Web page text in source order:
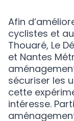
Afin
cyclistes et
Thouaré, Le
et Nantes
sécuriser les
cette
intéresse.